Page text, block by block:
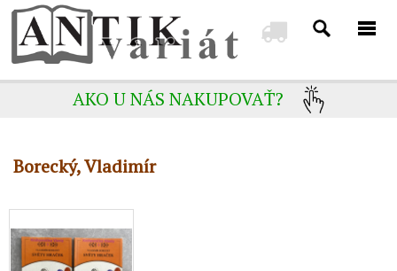
AKO U NÁS NAKUPOVAŤ?
Borecký, Vladimír